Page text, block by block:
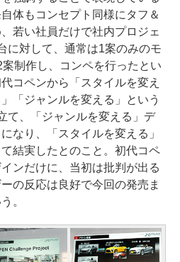
体もコンセプト同様にタフ＆
若い社員だけで社内プロジェ
に対して、通常は1案のみのモ
制作し、コンペを行ったとい
コペンから「スタイルを変え
「ジャンルを変える」という
て、「ジャンルを変える」デ
なり、「スタイルを変える」
結実したとのこと。初代コペ
ンだけに、当初は批判が出る
の反応は良好で今回の発売ま
。